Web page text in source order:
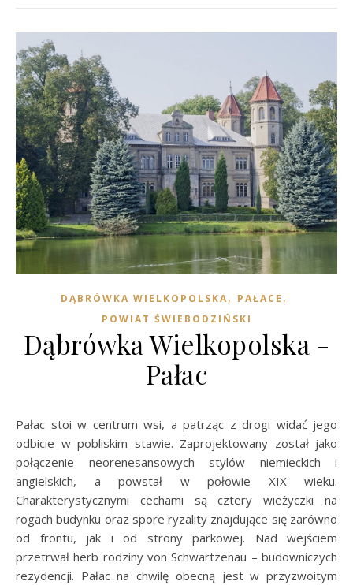
DĄBRÓWKA WIELKOPOLSKA, PAŁACE ,
POWIAT ŚWIEBODZIŃSKI
Dąbrówka Wielkopolska -
Pałac
Pałac stoi w centrum wsi, a patrząc z drogi widać jego
odbicie w pobliskim stawie. Zaprojektowany został jako
połączenie neorenesansowych stylów niemieckich i
angielskich, a powstał w połowie XIX wieku.
Charakterystycznymi cechami są cztery wieżyczki na
rogach budynku oraz spore ryzality znajdujące się zarówno
od frontu, jak i od strony parkowej. Nad wejściem
przetrwał herb rodziny von Schwartzenau – budowniczych
rezydencji. Pałac na chwilę obecną jest w przyzwoitym